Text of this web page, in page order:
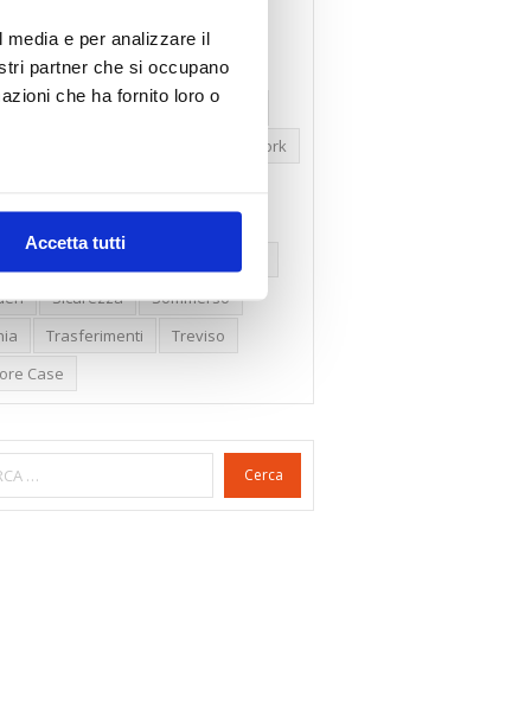
e per analizzare il
partner che si occupano
che ha fornito loro o
Accetta tutti
Firenze
Gabetti Spa
Deal
Green Party
Green
Irregolarità Formali
New York
Sicurezza
Sommerso
Trasferimenti
Treviso
Case
Cerca